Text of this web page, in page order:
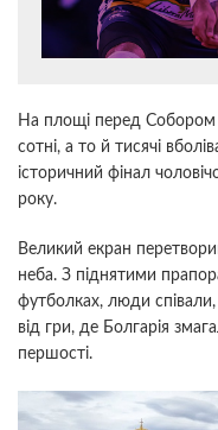
На площі перед Собором
сотні, а то й тисячі
історичний фінал
року.
Великий екран
неба. З піднятими
футболках, люди
від гри, де Болгарія
першості.